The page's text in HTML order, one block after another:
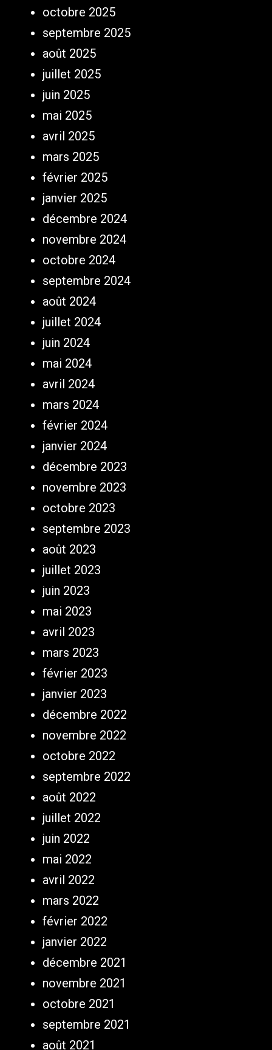
octobre 2025
septembre 2025
août 2025
juillet 2025
juin 2025
mai 2025
avril 2025
mars 2025
février 2025
janvier 2025
décembre 2024
novembre 2024
octobre 2024
septembre 2024
août 2024
juillet 2024
juin 2024
mai 2024
avril 2024
mars 2024
février 2024
janvier 2024
décembre 2023
novembre 2023
octobre 2023
septembre 2023
août 2023
juillet 2023
juin 2023
mai 2023
avril 2023
mars 2023
février 2023
janvier 2023
décembre 2022
novembre 2022
octobre 2022
septembre 2022
août 2022
juillet 2022
juin 2022
mai 2022
avril 2022
mars 2022
février 2022
janvier 2022
décembre 2021
novembre 2021
octobre 2021
septembre 2021
août 2021